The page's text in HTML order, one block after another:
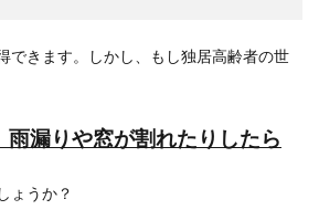
できます。しかし、もし独居高齢者の世
雨漏りや窓が割れたりしたら
ょうか？